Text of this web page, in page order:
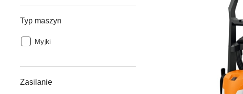
Typ maszyn
Typ
Myjki
Zasilanie